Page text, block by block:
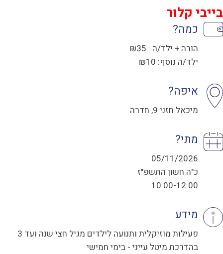
בייבי קלור
כמה?
הורה + ילד/ה : ₪35
ילד/ה נוסף: ₪10
איפה?
מיכאל חזני 9, חדרה
מתי?
05/11/2026
כ"ה חשון התשפ"ז
10:00-12:00
מידע
פעילות מוזיקלית ותנועה לילדים מגיל חצי שנה ועד 3
בהדרכת מיטל עייני - בימי חמישי